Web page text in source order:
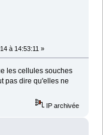
à 14:53:11 »
les cellules souches
pas dire qu'elles ne
IP archivée